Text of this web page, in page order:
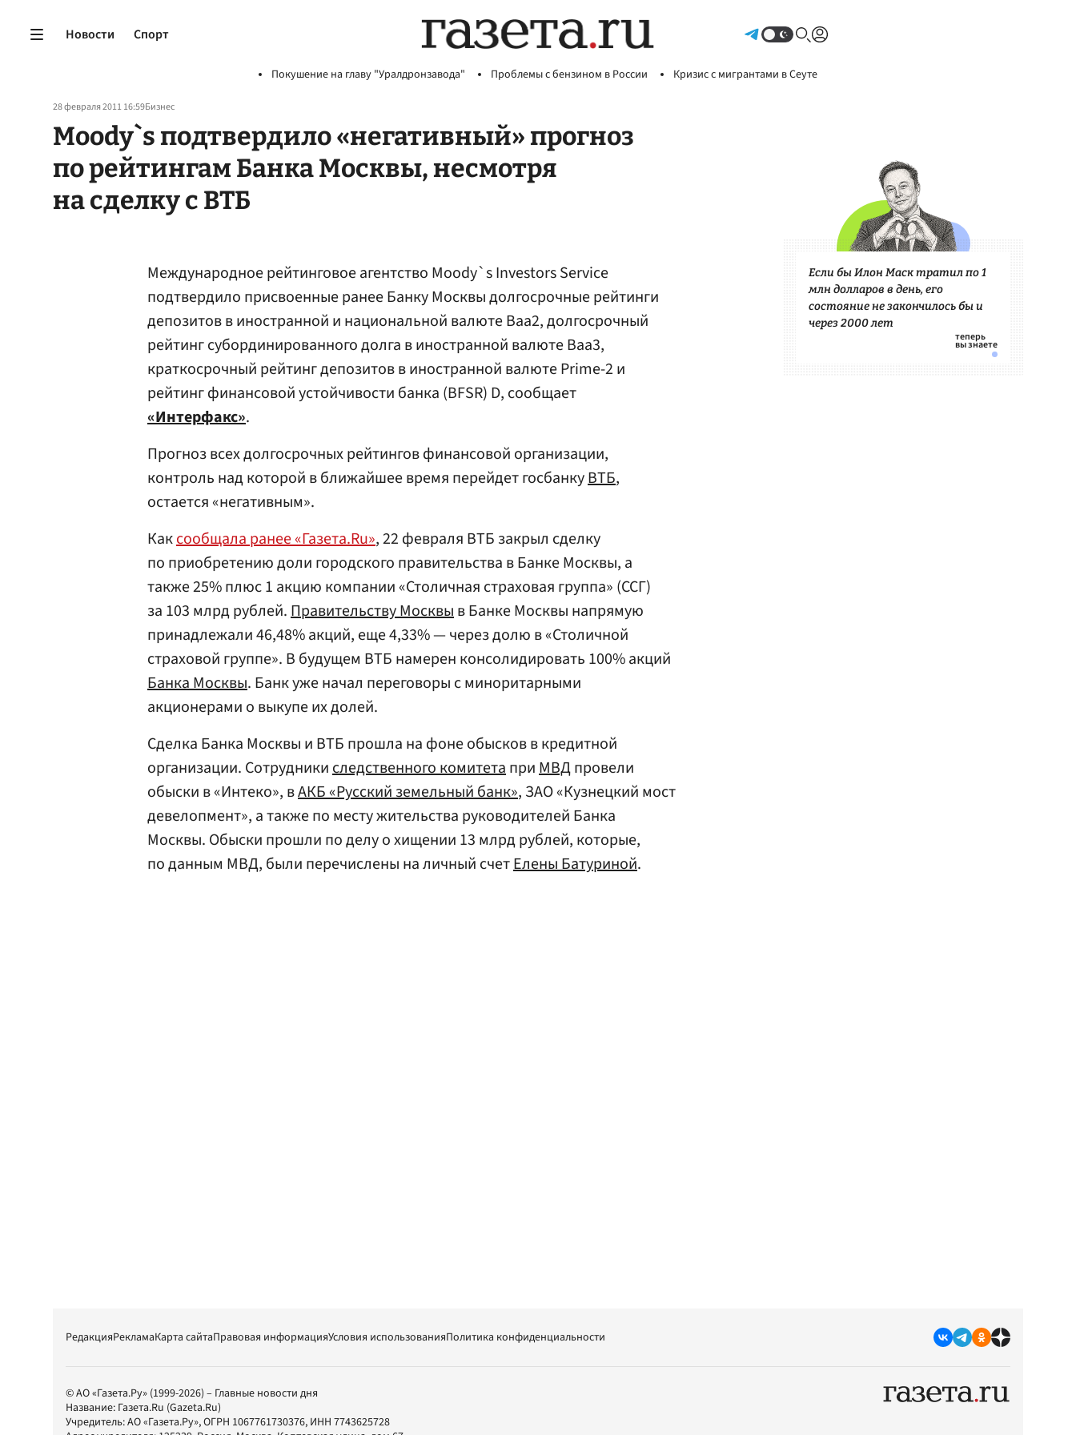
Новости Спорт
Покушение на главу "Уралдронзавода" Проблемы с бензином в России Кризис с мигрантами в Сеуте
28 февраля 2011 16:59Бизнес
Moody`s подтвердило «негативный» прогноз
по рейтингам Банка Москвы, несмотря
на сделку с ВТБ
Международное рейтинговое агентство Moody`s Investors Service
подтвердило присвоенные ранее Банку Москвы долгосрочные рейтинги
депозитов в иностранной и национальной валюте Ваа2, долгосрочный
рейтинг субординированного долга в иностранной валюте Ваа3,
краткосрочный рейтинг депозитов в иностранной валюте Prime-2 и
рейтинг финансовой устойчивости банка (BFSR) D, сообщает
«Интерфакс».
Прогноз всех долгосрочных рейтингов финансовой организации,
контроль над которой в ближайшее время перейдет госбанкуВТБ,
остается «негативным».
Каксообщала ранее «Газета.Ru», 22 февраля ВТБ закрыл сделку
по приобретению доли городского правительства в Банке Москвы, а
также 25% плюс 1 акцию компании «Столичная страховая группа» (ССГ)
за 103 млрд рублей.Правительству Москвыв Банке Москвы напрямую
принадлежали 46,48% акций, еще 4,33% — через долю в «Столичной
страховой группе». В будущем ВТБ намерен консолидировать 100% акций
Банка Москвы. Банк уже начал переговоры с миноритарными
акционерами о выкупе их долей.
Сделка Банка Москвы и ВТБ прошла на фоне обысков в кредитной
организации. Сотрудникиследственного комитетаприМВДпровели
обыски в «Интеко», вАКБ «Русский земельный банк», ЗАО «Кузнецкий мост
девелопмент», а также по месту жительства руководителей Банка
Москвы. Обыски прошли по делу о хищении 13 млрд рублей, которые,
по данным МВД, были перечислены на личный счетЕлены Батуриной.
Если бы Илон Маск тратил по 1
млн долларов в день, его
состояние не закончилось бы и
через 2000 лет
РедакцияРекламаКарта сайтаПравовая информацияУсловия использованияПолитика конфиденциальности
© АО «Газета.Ру» (1999-2026) – Главные новости дня
Название: Газета.Ru (Gazeta.Ru)
Учредитель:АО «Газета.Ру», ОГРН 1067761730376, ИНН 7743625728